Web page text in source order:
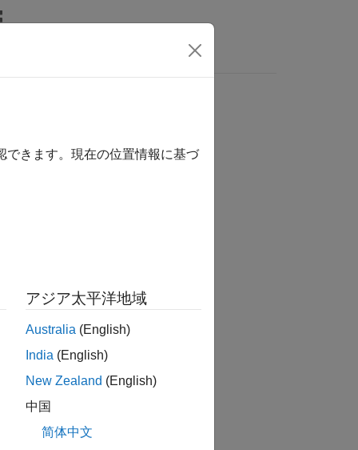
for Arduino Hardwareadd-on.
will not rotate.
できます。現在の位置情報に基づ
アジア太平洋地域
Australia (English)
India (English)
New Zealand (English)
中国
简体中文